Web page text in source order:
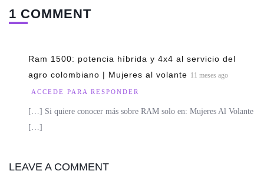
1 COMMENT
Ram 1500: potencia híbrida y 4x4 al servicio del
agro colombiano | Mujeres al volante 11 meses ago
ACCEDE PARA RESPONDER
[…] Si quiere conocer más sobre RAM solo en: Mujeres Al Volante
[…]
LEAVE A COMMENT